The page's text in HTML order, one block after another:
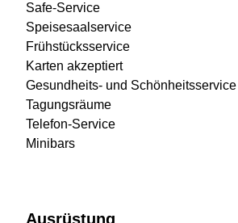
Safe-Service
Speisesaalservice
Frühstücksservice
Karten akzeptiert
Gesundheits- und Schönheitsservice
Tagungsräume
Telefon-Service
Minibars
Ausrüstung